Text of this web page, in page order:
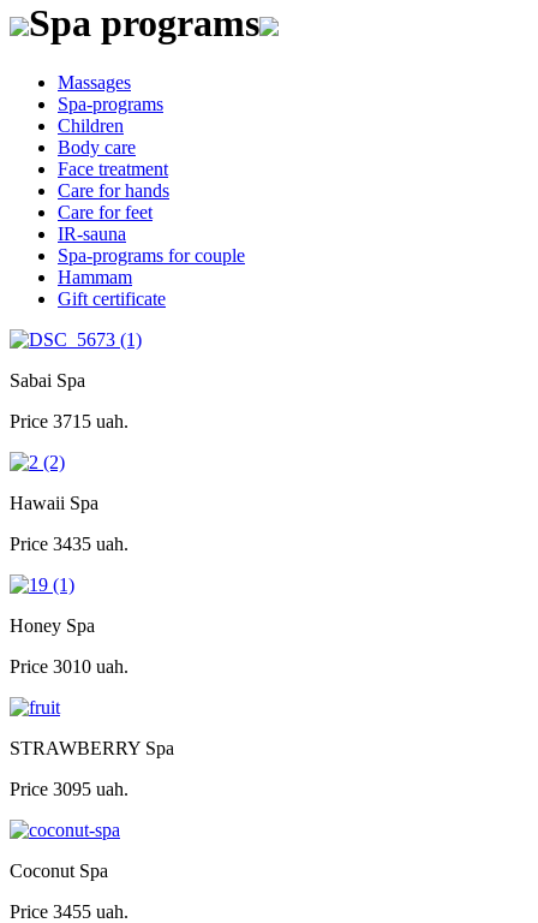
Spa programs
Massages
Spa-programs
Children
Body care
Face treatment
Care for hands
Care for feet
IR-sauna
Spa-programs for couple
Hammam
Gift certificate
Sabai Spa
Price 3715 uah.
Hawaii Spa
Price 3435 uah.
Honey Spa
Price 3010 uah.
STRAWBERRY Spa
Price 3095 uah.
Coconut Spa
Price 3455 uah.